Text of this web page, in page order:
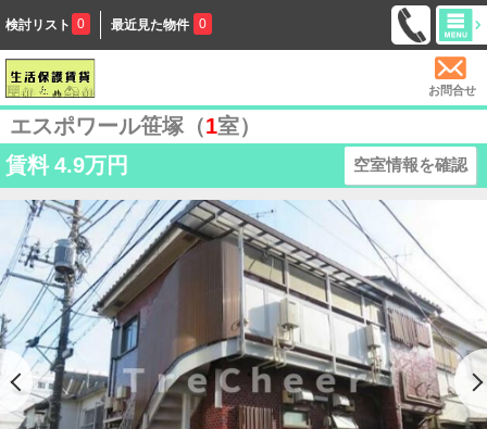
検討リスト 0 最近見た物件 0
お問合せ
エスポワール笹塚（1室）
賃料 4.9万円 空室情報を確認